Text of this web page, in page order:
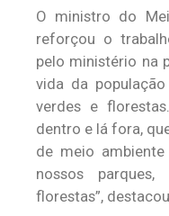
O ministro do
reforçou o
pelo ministério na
vida da
verdes e
dentro e lá fora,
de meio
nossos
florestas”, destacou.